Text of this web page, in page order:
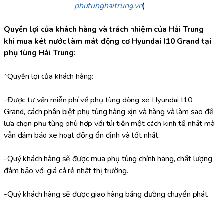
phutunghaitrung.vn)
Quyền lợi của khách hàng và trách nhiệm của Hải Trung
khi mua két nước làm mát động cơ Hyundai I10 Grand tại
phụ tùng Hải Trung:
*Quyền lợi của khách hàng:
-Được tư vấn miễn phí về phụ tùng dòng xe Hyundai I10
Grand, cách phân biệt phụ tùng hàng xịn và hàng và làm sao để
lựa chọn phụ tùng phù hợp với túi tiền một cách kinh tế nhất mà
vẫn đảm bảo xe hoạt động ổn định và tốt nhất.
-Quý khách hàng sẽ được mua phụ tùng chính hãng, chất lượng
đảm bảo với giá cả rẻ nhất thị trường.
-Quý khách hàng sẽ được giao hàng bằng đường chuyển phát